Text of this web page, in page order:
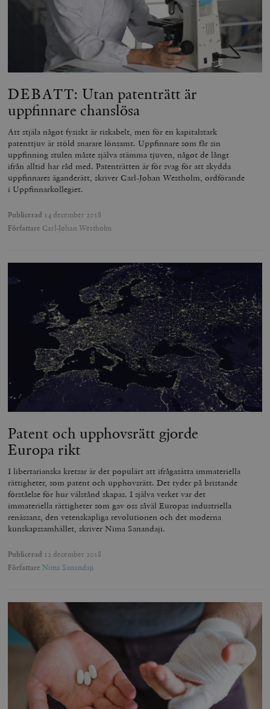
DEBATT: Utan patenträtt är
uppfinnare chanslösa
Att stjäla något fysiskt är riskabelt, men för en kapitalstark
patenttjuv är stöld snarare lönsamt. Uppfinnare som får sin
uppfinning stulen måste själva stämma tjuven, något de långt
ifrån alltid har råd med. Patenträtten är för svag för att skydda
uppfinnares äganderätt, skriver Carl-Johan Westholm, ordförande
i Uppfinnarkollegiet.
Publicerad 14 december 2018
Författare Carl-Johan Westholm
Patent och upphovsrätt gjorde
Europa rikt
I libertarianska kretsar är det populärt att ifrågasätta immateriella
rättigheter, som patent och upphovsrätt. Det tyder på bristande
förståelse för hur välstånd skapas. I själva verket var det
immateriella rättigheter som gav oss såväl Europas industriella
renässans, den vetenskapliga revolutionen och det moderna
kunskapssamhället, skriver Nima Sanandaji.
Publicerad 12 december 2018
Författare Nima Sanandaji